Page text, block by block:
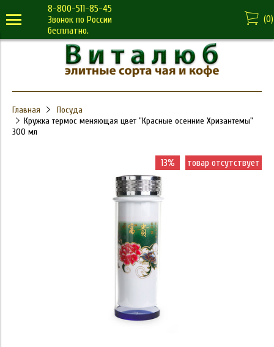
8-800-511-85-45
Звонок по России
бесплатно.
(0)
Главная
Посуда
Кружка термос меняющая цвет "Красные осенние Хризантемы"
300 мл
13% товар отсутствует